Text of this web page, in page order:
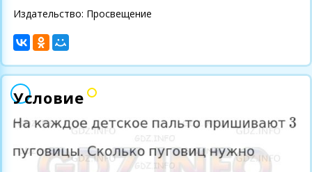
Издательство: Просвещение
Условие